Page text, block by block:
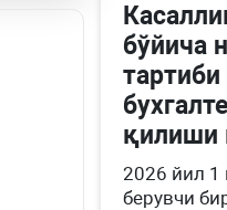
бўйича
қилиши
2026 йил
берувчи